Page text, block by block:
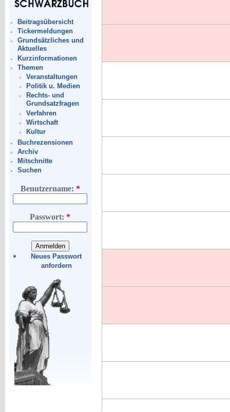
Beitragsübersicht
Tickermeldungen
Grundsätzliches und
Aktuelles
Kurzinformationen
Themen
Veranstaltungen
Politik u. Medien
Rechts- und
Grundsatzfragen
Verfahren
Wirtschaft
Kultur
Buchrezensionen
Archiv
Mitschnitte
Suchen
Benutzername: *
Passwort:*
Neues Passwort
anfordern